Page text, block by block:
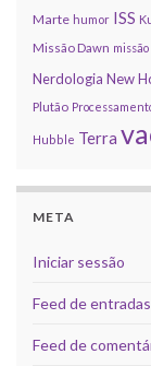
Marte humor ISS
Missão Dawn
Nerdologia New
Plutão
Hubble Terra
META
Iniciar sessão
Feed de entradas
Feed de